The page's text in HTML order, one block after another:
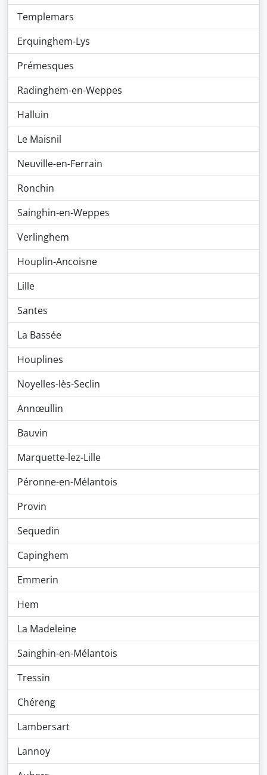
Templemars
Erquinghem-Lys
Prémesques
Radinghem-en-Weppes
Halluin
Le Maisnil
Neuville-en-Ferrain
Ronchin
Sainghin-en-Weppes
Verlinghem
Houplin-Ancoisne
Lille
Santes
La Bassée
Houplines
Noyelles-lès-Seclin
Annœullin
Bauvin
Marquette-lez-Lille
Péronne-en-Mélantois
Provin
Sequedin
Capinghem
Emmerin
Hem
La Madeleine
Sainghin-en-Mélantois
Tressin
Chéreng
Lambersart
Lannoy